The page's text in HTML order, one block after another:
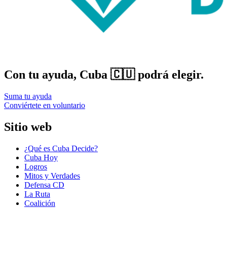
Con tu ayuda, Cuba 🇨🇺 podrá elegir.
Suma tu ayuda
Conviértete en voluntario
Sitio web
¿Qué es Cuba Decide?
Cuba Hoy
Logros
Mitos y Verdades
Defensa CD
La Ruta
Coalición